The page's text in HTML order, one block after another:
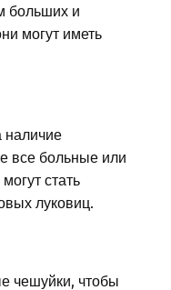
больших и
могут иметь
наличие
все больные или
стать
луковиц.
чешуйки, чтобы